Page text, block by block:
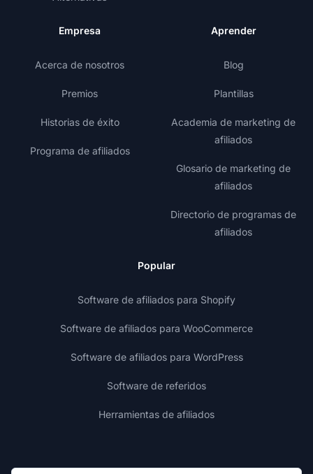
Empresa
Acerca de nosotros
Premios
Historias de éxito
Programa de afiliados
Aprender
Blog
Plantillas
Academia de marketing de
afiliados
Glosario de marketing de
afiliados
Directorio de programas de
afiliados
Popular
Software de afiliados para Shopify
Software de afiliados para WooCommerce
Software de afiliados para WordPress
Software de referidos
Herramientas de afiliados